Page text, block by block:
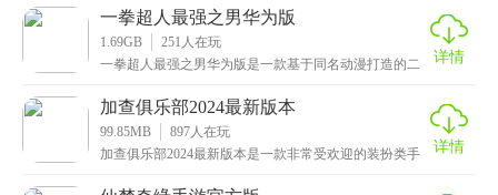
其他
一拳超人最强之男华为版
1.69GB 251 人在玩
一拳超人最强之男华为版是一款基于同名动漫打造的二
剧情
详情
加查俱乐部2024最新版本
99.85MB 897 人在玩
加查俱乐部2024最新版本是一款非常受欢迎的装扮类手
详情